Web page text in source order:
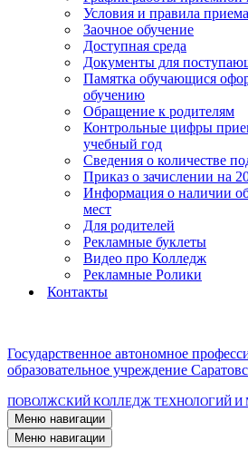
Условия и правила приема
Заочное обучение
Доступная среда
Документы для
Памятка обучающися
обучению
Обращение к родителям
Контрольные цифры
учебный год
Сведения о количестве
Приказ о зачислении на
Информация о наличии
мест
Для родителей
Рекламные буклеты
Видео про Колледж
Рекламные Ролики
Контакты
Государственное автономное
образовательное учреждение
ПОВОЛЖСКИЙ КОЛЛЕДЖ ТЕХНОЛОГИЙ
Меню навигации
Меню навигации